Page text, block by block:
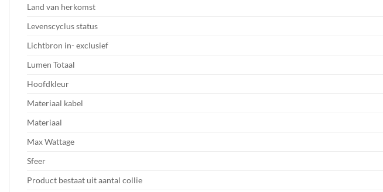
Land van herkomst
Levenscyclus status
Lichtbron in- exclusief
Lumen Totaal
Hoofdkleur
Materiaal kabel
Materiaal
Max Wattage
Sfeer
Product bestaat uit aantal collie